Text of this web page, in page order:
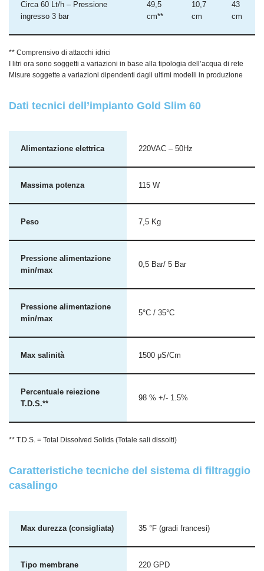
Circa 60 Lt/h – Pressione
ingresso 3 bar
49,5
cm**
10,7
cm
43
cm
** Comprensivo di attacchi idrici
I litri ora sono soggetti a variazioni in base alla tipologia dell’acqua di rete
Misure soggette a variazioni dipendenti dagli ultimi modelli in produzione
Dati tecnici dell’impianto Gold Slim 60
Alimentazione elettrica 220VAC – 50Hz
Massima potenza 115 W
Peso 7,5 Kg
Pressione alimentazione
min/max
0,5 Bar/ 5 Bar
Pressione alimentazione
min/max
5°C / 35°C
Max salinità 1500 μS/Cm
Percentuale reiezione
T.D.S.**
98 % +/- 1.5%
** T.D.S. = Total Dissolved Solids (Totale sali dissolti)
Caratteristiche tecniche del sistema di filtraggio
casalingo
Max durezza (consigliata) 35 °F (gradi francesi)
Tipo membrane 220 GPD